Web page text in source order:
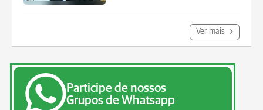
Ver mais
Participe de nossos
Grupos de Whatsapp